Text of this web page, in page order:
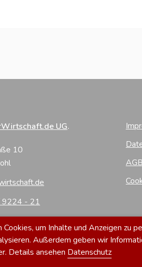
UG.
10
9224 - 21
um Inhalte und Anzeigen zu
Außerdem geben wir
Details ansehen Datenschutz